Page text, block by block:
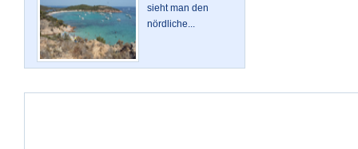
sieht man den
nördliche...